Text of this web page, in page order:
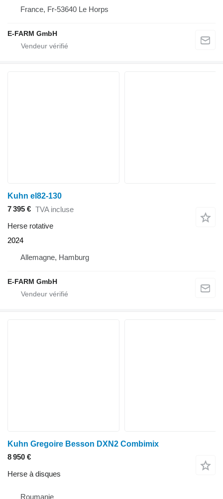
France, Fr-53640 Le Horps
E-FARM GmbH
Kuhn el82-130
7 395 € TVA incluse
Herse rotative
2024
Allemagne, Hamburg
E-FARM GmbH
Kuhn Gregoire Besson DXN2 Combimix
8 950 €
Herse à disques
Roumanie